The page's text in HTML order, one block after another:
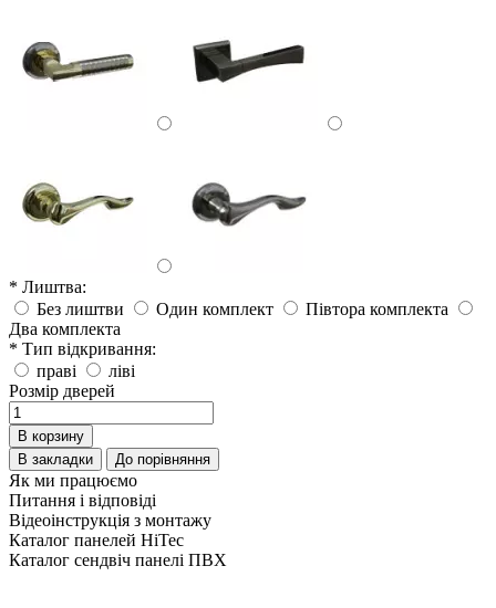
* Лиштва:
Без лиштви
Один комплект
Півтора комплекта
Два комплекта
* Тип відкривання:
праві
ліві
Розмір дверей
В корзину
В закладки
До порівняння
Як ми працюємо
Питання і відповіді
Відеоінструкція з монтажу
Каталог панелей HiTec
Каталог сендвіч панелі ПВХ